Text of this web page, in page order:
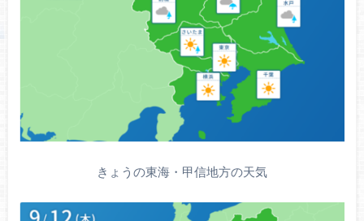
きょうの東海・甲信地方の天気